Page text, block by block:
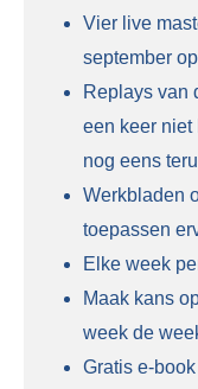
Vier live
september
Replays van
een keer niet
nog eens
Werkbladen
toepassen
Elke week
Maak kans
week de
Gratis e-